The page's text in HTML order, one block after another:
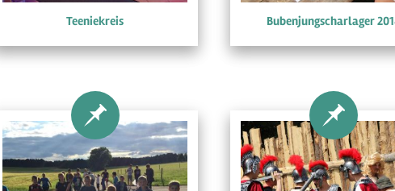
Teeniekreis Bubenjungscharlager